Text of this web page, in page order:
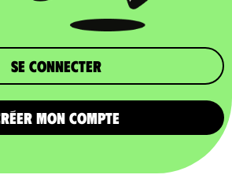
Se connecter
MON COMPTE